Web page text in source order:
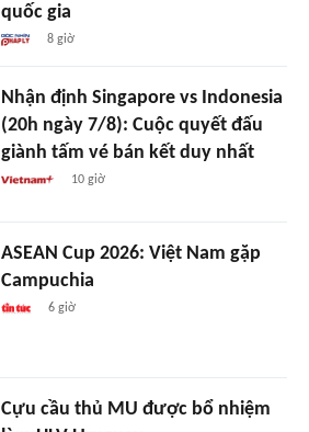
quốc gia
8 giờ
Nhận định Singapore vs Indonesia
(20h ngày 7/8): Cuộc quyết đấu
giành tấm vé bán kết duy nhất
10 giờ
ASEAN Cup 2026: Việt Nam gặp
Campuchia
6 giờ
Cựu cầu thủ MU được bổ nhiệm